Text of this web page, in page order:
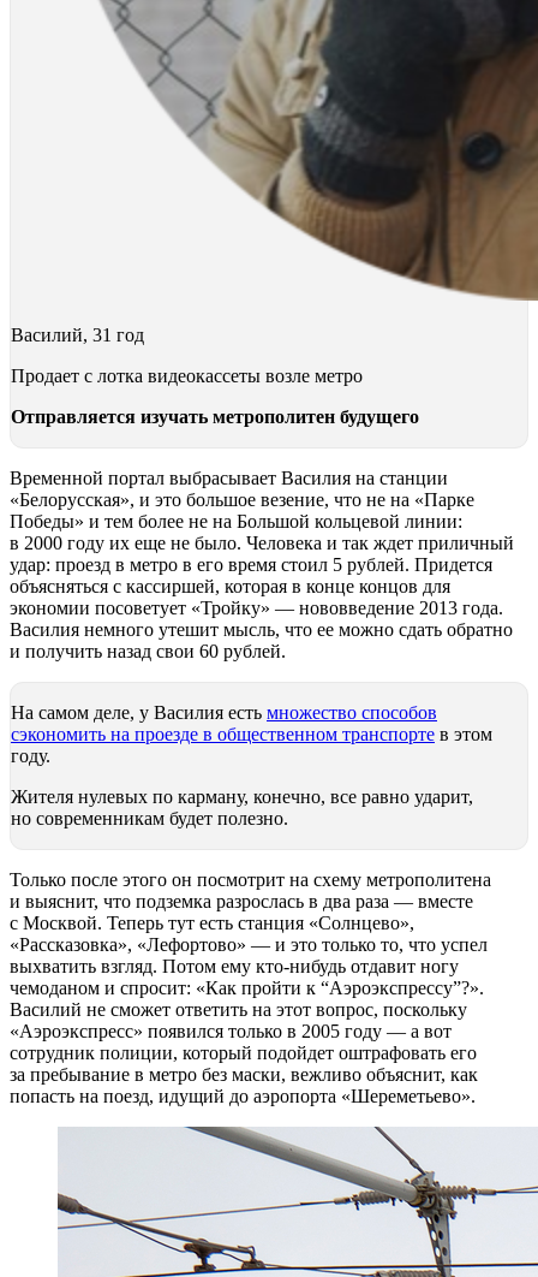
Василий, 31 год
Продает с лотка видеокассеты возле метро
Отправляется изучать метрополитен будущего
Временной портал выбрасывает Василия на станции
«Белорусская», и это большое везение, что не на «Парке
Победы» и тем более не на Большой кольцевой линии:
в 2000 году их еще не было. Человека и так ждет приличный
удар: проезд в метро в его время стоил 5 рублей. Придется
объясняться с кассиршей, которая в конце концов для
экономии посоветует «Тройку» — нововведение 2013 года.
Василия немного утешит мысль, что ее можно сдать обратно
и получить назад свои 60 рублей.
На самом деле, у Василия есть множество способов
сэкономить на проезде в общественном транспорте в этом
году.
Жителя нулевых по карману, конечно, все равно ударит,
но современникам будет полезно.
Только после этого он посмотрит на схему метрополитена
и выяснит, что подземка разрослась в два раза — вместе
с Москвой. Теперь тут есть станция «Солнцево»,
«Рассказовка», «Лефортово» — и это только то, что успел
выхватить взгляд. Потом ему кто-нибудь отдавит ногу
чемоданом и спросит: «Как пройти к “Аэроэкспрессу”?».
Василий не сможет ответить на этот вопрос, поскольку
«Аэроэкспресс» появился только в 2005 году — а вот
сотрудник полиции, который подойдет оштрафовать его
за пребывание в метро без маски, вежливо объяснит, как
попасть на поезд, идущий до аэропорта «Шереметьево».